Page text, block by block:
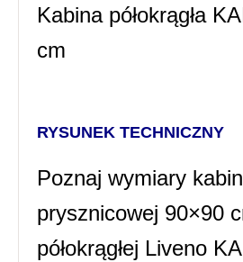
Kabina półokrągła
cm
RYSUNEK TECHNICZNY
Poznaj wymiary
prysznicowej 90×90
półokrągłej Liveno